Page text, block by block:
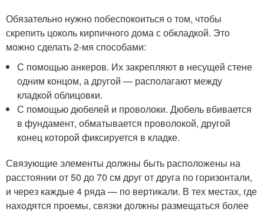
Обязательно нужно побеспокоиться о том, чтобы
скрепить цоколь кирпичного дома с обкладкой. Это
можно сделать 2-мя способами:
С помощью анкеров. Их закрепляют в несущей стене
одним концом, а другой — располагают между
кладкой облицовки.
С помощью дюбелей и проволоки. Дюбель вбивается
в фундамент, обматывается проволокой, другой
конец которой фиксируется в кладке.
Связующие элементы должны быть расположены на
расстоянии от 50 до 70 см друг от друга по горизонтали,
и через каждые 4 ряда — по вертикали. В тех местах, где
находятся проемы, связки должны размещаться более